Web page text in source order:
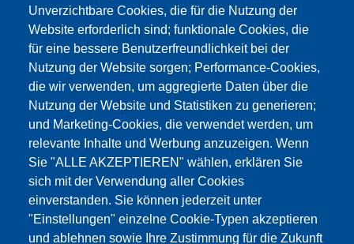
Unverzichtbare Cookies, die für die Nutzung der
Website erforderlich sind; funktionale Cookies, die
für eine bessere Benutzerfreundlichkeit bei der
Nutzung der Website sorgen; Performance-Cookies,
die wir verwenden, um aggregierte Daten über die
Nutzung der Website und Statistiken zu generieren;
und Marketing-Cookies, die verwendet werden, um
relevante Inhalte und Werbung anzuzeigen. Wenn
Sie "ALLE AKZEPTIEREN" wählen, erklären Sie
sich mit der Verwendung aller Cookies
einverstanden. Sie können jederzeit unter
"Einstellungen" einzelne Cookie-Typen akzeptieren
und ablehnen sowie Ihre Zustimmung für die Zukunft
Этот материал заблокирован, потому что
файлы cookie Google Maps не были приняты.
НЕОБХОДИМО ПРИНЯТЬ ТОЛЬКО
ФАЙЛЫ COOKIE GOOGLE MAPS.
Alle Cookies akzeptieren